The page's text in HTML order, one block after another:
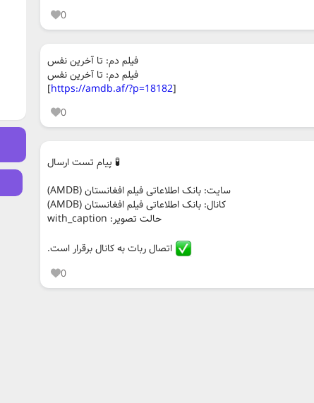
0
‏فیلم دم: تا آخرین نفس
‏فیلم دم: تا آخرین نفس
‏[
https://amdb.af/?p=18182
]
0
🧪 پیام تست ارسال
سایت: بانک اطلاعاتی فیلم افغانستان (AMDB)
کانال: بانک اطلاعاتی فیلم افغانستان (AMDB)
حالت تصویر: with_caption
اتصال ربات به کانال برقرار است.
0